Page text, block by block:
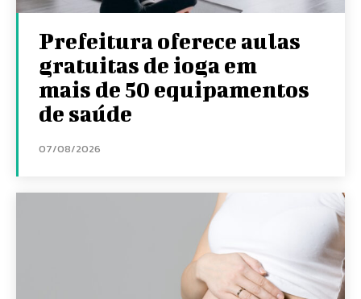
Prefeitura oferece aulas
gratuitas de ioga em
mais de 50 equipamentos
de saúde
07/08/2026